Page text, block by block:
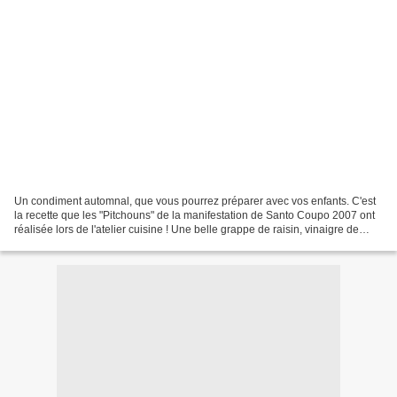
Un condiment automnal, que vous pourrez préparer avec vos enfants. C'est
la recette que les "Pitchouns" de la manifestation de Santo Coupo 2007 ont
réalisée lors de l'atelier cuisine ! Une belle grappe de raisin, vinaigre de